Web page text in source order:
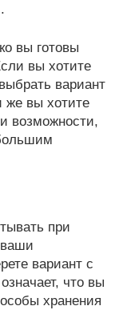
вы готовы
вы хотите
вариант
вы хотите
возможности,
при
вариант с
что вы
хранения